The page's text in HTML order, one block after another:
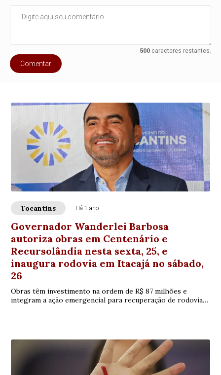
500caracteres restantes.
Comentar
Tocantins Há 1 ano
Governador Wanderlei Barbosa
autoriza obras em Centenário e
Recursolândia nesta sexta, 25, e
inaugura rodovia em Itacajá no sábado,
26
Obras têm investimento na ordem de R$ 87 milhões e
integram a ação emergencial para recuperação de rodovias